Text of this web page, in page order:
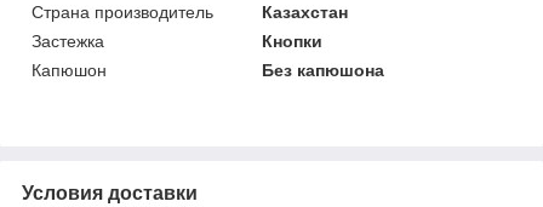
Страна производитель
Казахстан
Застежка
Кнопки
Капюшон
Без капюшона
Условия доставки